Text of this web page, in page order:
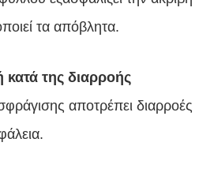
τα απόβλητα.
κατά της διαρροής
αποτρέπει διαρροές